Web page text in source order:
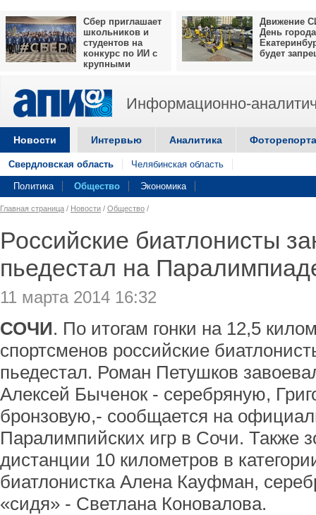
Сбер приглашает
школьников и
студентов на
конкурс по ИИ с
крупными
Движение
День города
будет
Информационно-
Новости Интервью Аналитика
Свердловская область Челябинская область
Политика Общество Экономика
Главная страница / Новости / Общество /
Российские биатлонисты
пьедестал на
11 марта 2014 16:32
СОЧИ. По итогам гонки на 12,5
спортсменов российские
пьедестал. Роман Петушков
Алексей Быченок - серебряную,
бронзовую,- сообщается на
Паралимпийских игр в Сочи. Также
дистанции 10 километров в
биатлонистка Алена Кауфман,
«сидя» - Светлана Коновалова.